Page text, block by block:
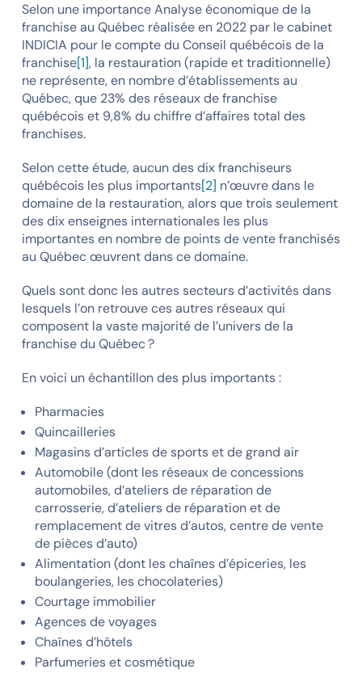
Selon une importance Analyse économique de la
franchise au Québec réalisée en 2022 par le cabinet
INDICIA pour le compte du Conseil québécois de la
franchise[1], la restauration (rapide et traditionnelle)
ne représente, en nombre d’établissements au
Québec, que 23% des réseaux de franchise
québécois et 9,8% du chiffre d’affaires total des
franchises.
Selon cette étude, aucun des dix franchiseurs
québécois les plus importants[2] n’œuvre dans le
domaine de la restauration, alors que trois seulement
des dix enseignes internationales les plus
importantes en nombre de points de vente franchisés
au Québec œuvrent dans ce domaine.
Quels sont donc les autres secteurs d’activités dans
lesquels l’on retrouve ces autres réseaux qui
composent la vaste majorité de l’univers de la
franchise du Québec ?
En voici un échantillon des plus importants :
Pharmacies
Quincailleries
Magasins d’articles de sports et de grand air
Automobile (dont les réseaux de concessions
automobiles, d’ateliers de réparation de
carrosserie, d’ateliers de réparation et de
remplacement de vitres d’autos, centre de vente
de pièces d’auto)
Alimentation (dont les chaînes d’épiceries, les
boulangeries, les chocolateries)
Courtage immobilier
Agences de voyages
Chaînes d’hôtels
Parfumeries et cosmétique